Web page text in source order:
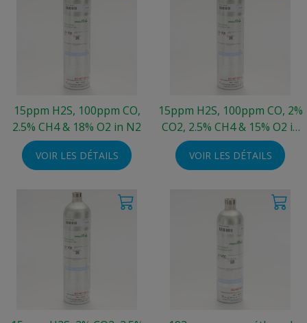
15ppm H2S, 100ppm CO,
2.5% CH4 & 18% O2 in N2
VOIR LES DÉTAILS
15ppm H2S, 100ppm CO, 2%
CO2, 2.5% CH4 & 15% O2 in
N2
VOIR LES DÉTAILS